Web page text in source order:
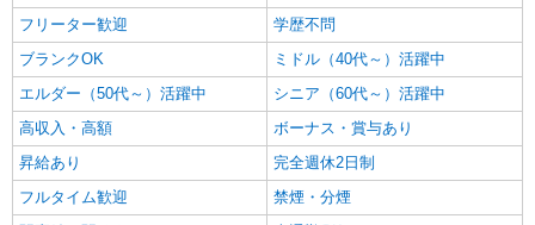
フリーター歓迎
学歴不問
ブランクOK
ミドル（40代～）活躍中
エルダー（50代～）活躍中
シニア（60代～）活躍中
高収入・高額
ボーナス・賞与あり
昇給あり
完全週休2日制
フルタイム歓迎
禁煙・分煙